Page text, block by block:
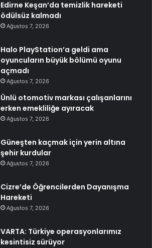
Edirne Keşan’da temizlik hareketi
ödülsüz kalmadı
Ağustos 7, 2026
Halo PlayStation’a geldi ama
oyuncuların büyük bölümü oyunu
açmadı
Ağustos 7, 2026
Ünlü otomotiv markası çalışanlarını
erken emekliliğe ayıracak
Ağustos 7, 2026
Güneşten kaçmak için yerin altına
şehir kurdular
Ağustos 7, 2026
Cizre’de Öğrencilerden Dayanışma
Hareketi
Ağustos 7, 2026
VARTA: Türkiye operasyonlarımız
kesintisiz sürüyor